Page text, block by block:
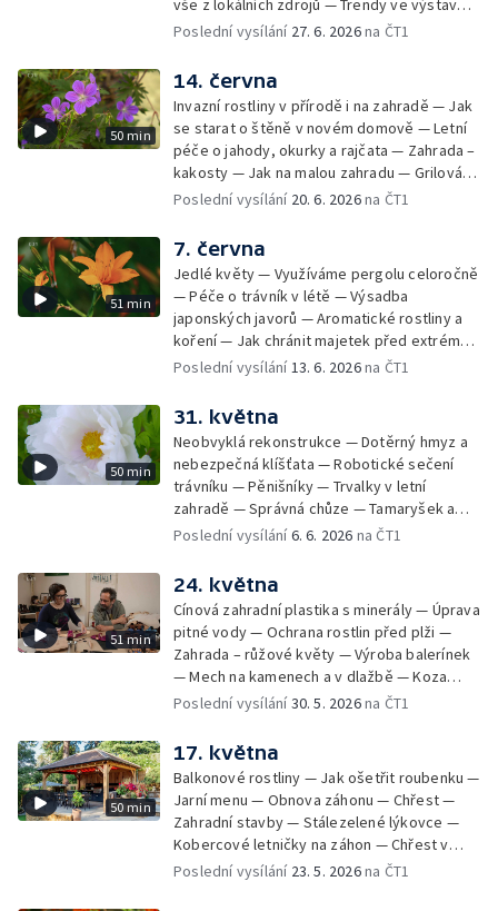
vše z lokálních zdrojů — Trendy ve výstavbě
dřevostaveb — Probírka plodů aneb proč
horský a nádherný — Květinová zahrada II
Poslední vysílání 27. 6. 2026na ČT1
50 min
14. června
Invazní rostliny v přírodě i na zahradě — Jak
se starat o štěně v novém domově — Letní
péče o jahody, okurky a rajčata — Zahrada –
kakosty — Jak na malou zahradu — Grilování
s ajvarem — Venkovní sukulenty —
okolní přírodou
Poslední vysílání 20. 6. 2026na ČT1
51 min
7. června
Jedlé květy — Využíváme pergolu celoročně
— Péče o trávník v létě — Výsadba
japonských javorů — Aromatické rostliny a
koření — Jak chránit majetek před extrémy
počasí — Zahrada – sucho letošního jara —
zahradě
Poslední vysílání13. 6. 2026na ČT1
50 min
31. května
Neobvyklá rekonstrukce — Dotěrný hmyz a
nebezpečná klíšťata — Robotické sečení
trávníku — Pěnišníky — Trvalky v letní
zahradě — Správná chůze — Tamaryšek a
kalina — Dřevité pivoňky — Recepty
Poslední vysílání6. 6. 2026 na ČT1
51 min
24. května
Cínová zahradní plastika s minerály — Úprava
pitné vody — Ochrana rostlin před plži —
Zahrada – růžové květy — Výroba balerínek
— Mech na kamenech a v dlažbě — Koza
kamerunská — Hájní rostliny — Odlehčené
Poslední vysílání30. 5. 2026na ČT1
50 min
17. května
Balkonové rostliny — Jak ošetřit roubenku —
Jarní menu — Obnova záhonu — Chřest —
Zahradní stavby — Stálezelené lýkovce —
Kobercové letničky na záhon — Chřest v
kuchyni
Poslední vysílání 23. 5. 2026na ČT1